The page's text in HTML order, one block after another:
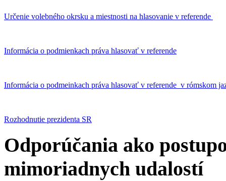
Určenie volebného okrsku a miestnosti na hlasovanie v referende
Informácia o podmienkach práva hlasovať v referende
Informácia o podmeinkach práva hlasovať v referende v rómskom
Rozhodnutie prezidenta SR
Odporúčania ako
mimoriadnych udalostí